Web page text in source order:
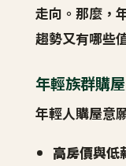
走向。那麼，
趨勢又有哪些
年輕族群購
年輕人購屋意
高房價與低